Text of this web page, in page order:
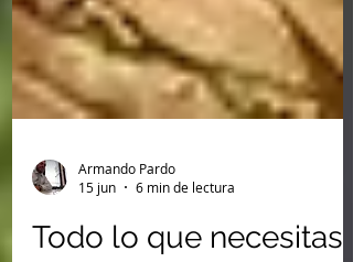
15 jun
6 min de lectura